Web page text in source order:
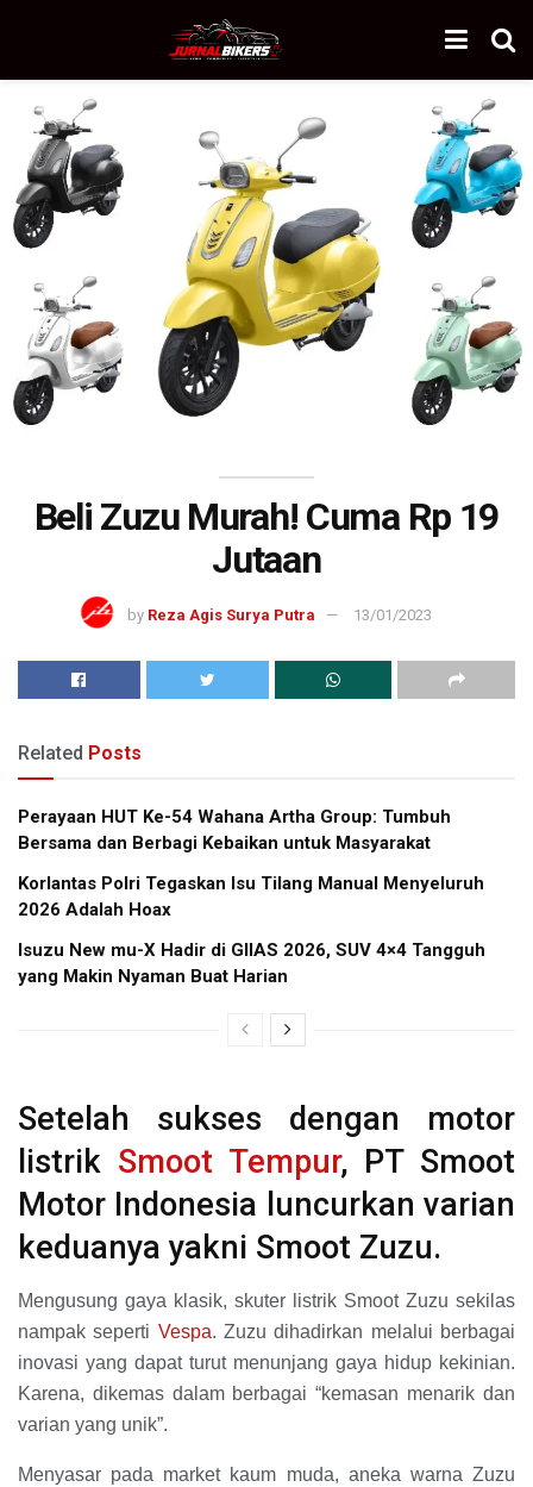
Beli Zuzu Murah! Cuma Rp 19
Jutaan
by Reza Agis Surya Putra 13/01/2023
Related Posts
Perayaan HUT Ke-54 Wahana Artha Group: Tumbuh
Bersama dan Berbagi Kebaikan untuk Masyarakat
Korlantas Polri Tegaskan Isu Tilang Manual Menyeluruh
2026 Adalah Hoax
Isuzu New mu-X Hadir di GIIAS 2026, SUV 4×4 Tangguh
yang Makin Nyaman Buat Harian
Setelah sukses dengan motor
listrik Smoot Tempur, PT Smoot
Motor Indonesia luncurkan varian
keduanya yakni Smoot Zuzu.
Mengusung gaya klasik, skuter listrik Smoot Zuzu sekilas
nampak seperti Vespa. Zuzu dihadirkan melalui berbagai
inovasi yang dapat turut menunjang gaya hidup kekinian.
Karena, dikemas dalam berbagai “kemasan menarik dan
varian yang unik”.
Menyasar pada market kaum muda, aneka warna Zuzu